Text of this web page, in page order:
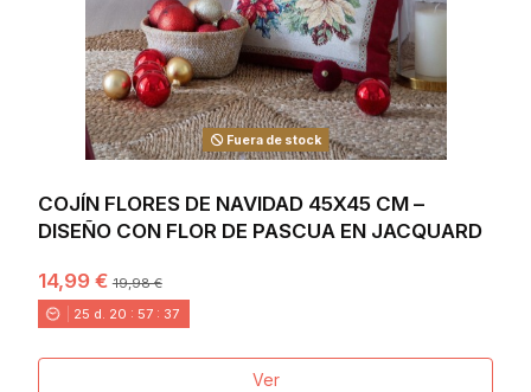
Fuera de stock
COJÍN FLORES DE NAVIDAD 45X45 CM –
DISEÑO CON FLOR DE PASCUA EN JACQUARD
14,99 €19,98 €
25 d. 20 : 57 : 36
Ver